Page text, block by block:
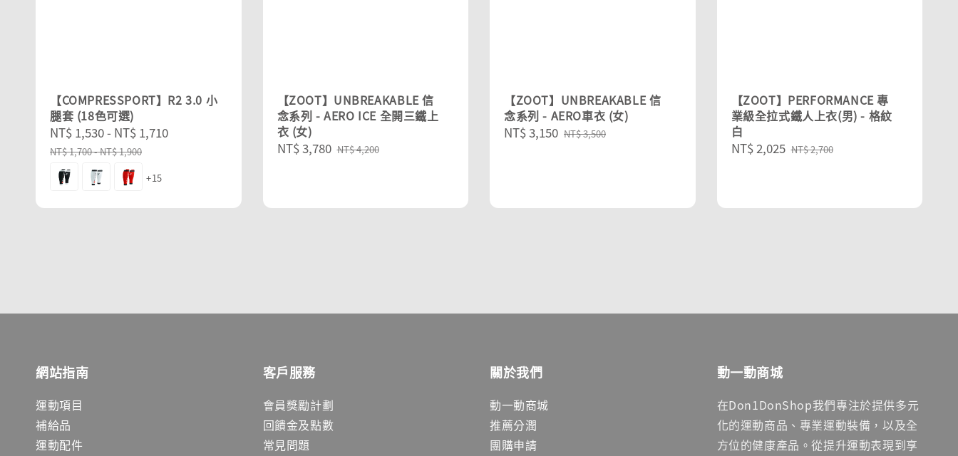
【COMPRESSPORT】R2 3.0 小
腿套 (18色可選)
Sale
price
NT$ 1,530- NT$ 1,710
NT$ 1,700-NT$ 1,900
+15
【ZOOT】UNBREAKABLE 信
念系列 - AERO ICE 全開三鐵上
衣 (女)
Sale
NT$ 3,780 Regular
NT$ 4,200
【ZOOT】UNBREAKABLE 信
念系列 - AERO車衣 (女)
Sale
NT$ 3,150 Regular
NT$ 3,500
【ZOOT】PERFORMANCE 專
業級全拉式鐵人上衣(男) - 格紋
白
Sale
NT$ 2,025 Regular
NT$ 2,700
網站指南
運動項目
補給品
運動配件
客戶服務
會員獎勵計劃
回饋金及點數
常見問題
關於我們
動一動商城
推薦分潤
團購申請
動一動商城
在Don1DonShop我們專注於提供多元
化的運動商品、專業運動裝備，以及全
方位的健康產品。從提升運動表現到享